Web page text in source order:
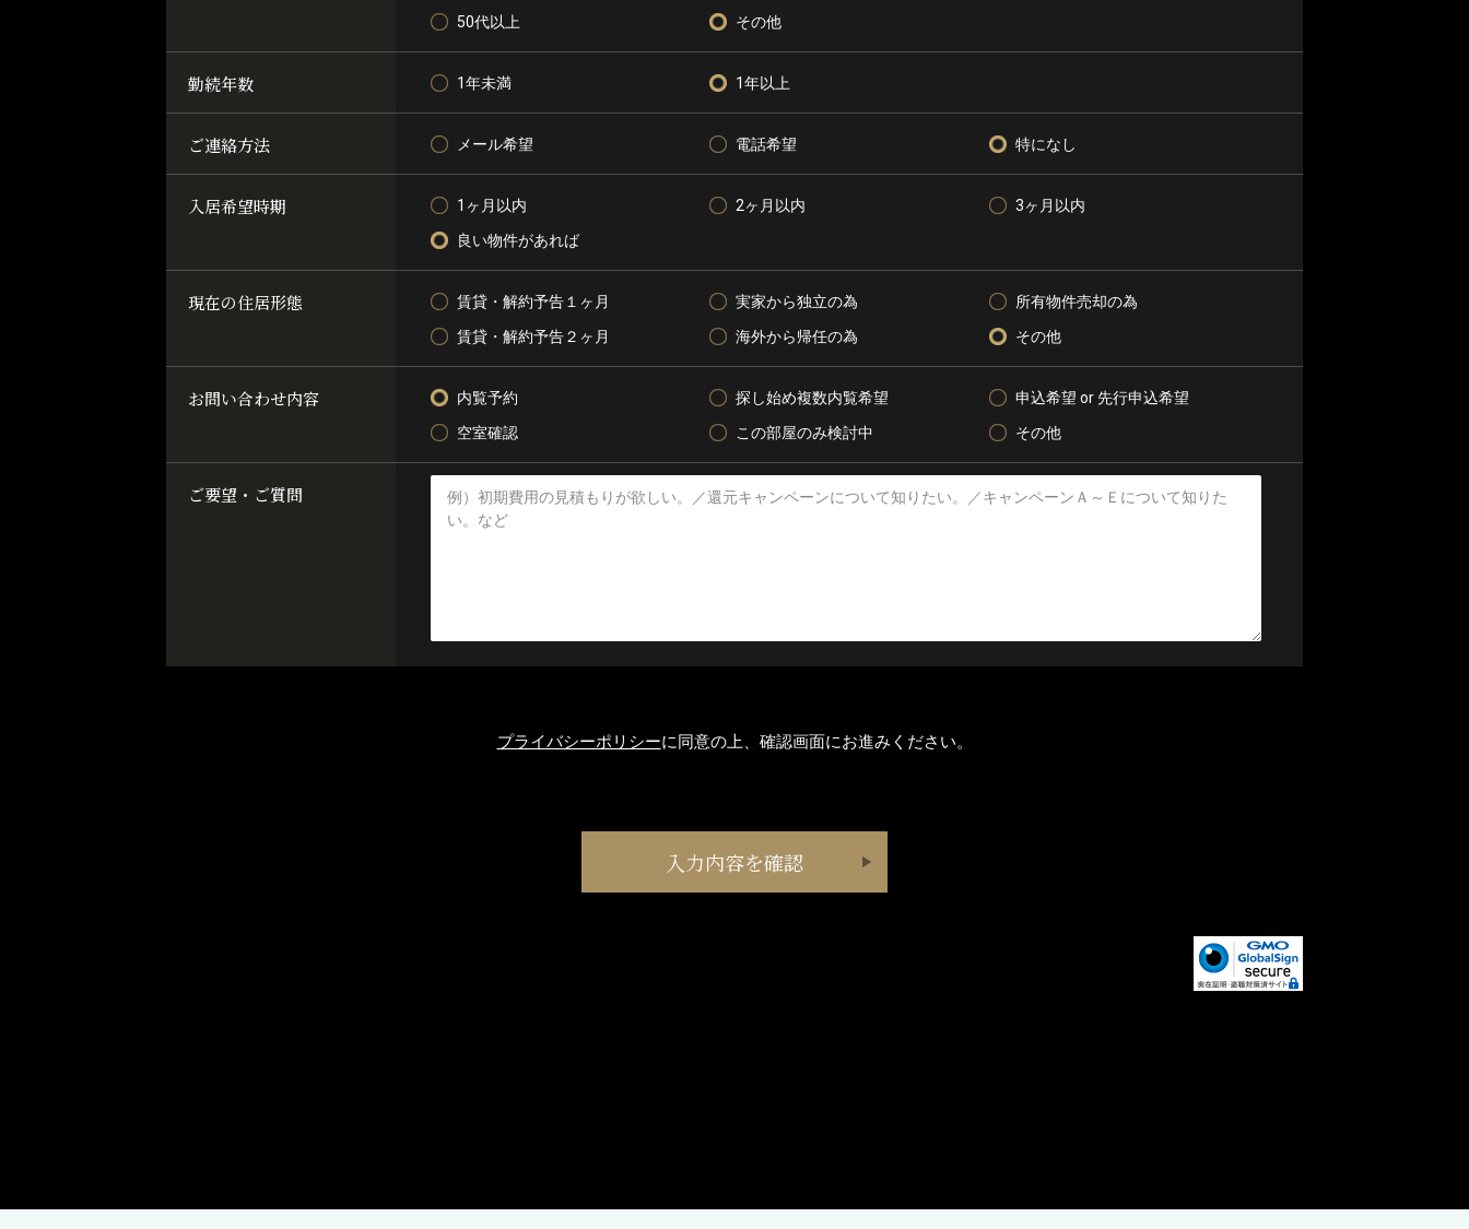
50代以上
その他
勤続年数 1年未満 1年以上
ご連絡方法 メール希望 電話希望 特になし
入居希望時期 1ヶ月以内 2ヶ月以内
3ヶ月以内
良い物件があれば
現在の住居形態 賃貸・解約予告１ヶ月 実家から独立の為
所有物件売却の為
賃貸・解約予告２ヶ月
海外から帰任の為 その他
お問い合わせ内容 内覧予約 探し始め複数内覧希望
申込希望 or 先行申込希望
空室確認
この部屋のみ検討中 その他
ご要望・ご質問
プライバシーポリシーに同意の上、確認画面にお進みください。